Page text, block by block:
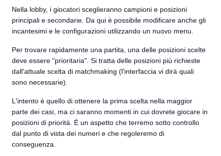
Nella lobby, i giocatori sceglieranno campioni e posizioni
principali e secondarie. Da qui è possibile modificare anche gli
incantesimi e le configurazioni utilizzando un nuovo menu.
Per trovare rapidamente una partita, una delle posizioni scelte
deve essere "prioritaria". Si tratta delle posizioni più richieste
dall'attuale scelta di matchmaking (l'interfaccia vi dirà quali
sono necessarie).
L'intento è quello di ottenere la prima scelta nella maggior
parte dei casi, ma ci saranno momenti in cui dovrete giocare in
posizioni di priorità. È un aspetto che terremo sotto controllo
dal punto di vista dei numeri e che regoleremo di
conseguenza.